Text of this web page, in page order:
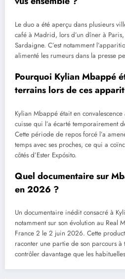
Le duo a été aperçu dans plusieurs
café à Madrid, lors d’un dîner à
Sardaigne. C’est notamment
alimenté les rumeurs dans la presse
Pourquoi Kylian Mbappé
terrains lors de ces
Kylian Mbappé était en
cuisse qui l’a écarté temporairement
Cette période de repos forcé l’a
temps avec ses proches, ce qui a
côtés d’Ester Expósito.
Quel documentaire sur
en 2026 ?
Un documentaire inédit consacré à
notamment sur son évolution au Real
France 2 le 2 juin 2026. Cette
raconter une partie de son parcours
contrôler davantage que les